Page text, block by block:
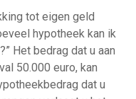
tot eigen geld
hypotheek kan ik
Het bedrag dat u aan
50.000 euro, kan
dat u